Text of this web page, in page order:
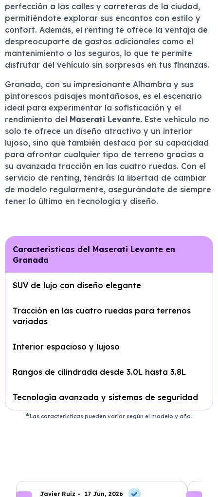
perfección a las calles y carreteras de la ciudad,
permitiéndote explorar sus encantos con estilo y
confort. Además, el renting te ofrece la ventaja de
despreocuparte de gastos adicionales como el
mantenimiento o los seguros, lo que te permite
disfrutar del vehículo sin sorpresas en tus finanzas.
Granada, con su impresionante Alhambra y sus
pintorescos paisajes montañosos, es el escenario
ideal para experimentar la sofisticación y el
rendimiento del Maserati Levante. Este vehículo no
solo te ofrece un diseño atractivo y un interior
lujoso, sino que también destaca por su capacidad
para afrontar cualquier tipo de terreno gracias a
su avanzada tracción en las cuatro ruedas. Con el
servicio de renting, tendrás la libertad de cambiar
de modelo regularmente, asegurándote de siempre
tener lo último en tecnología y diseño.
Características del Maserati Levante en
Granada
SUV de lujo con diseño elegante
Tracción en las cuatro ruedas para terrenos
variados
Interior espacioso y lujoso
Rangos de cilindrada desde 3.0L hasta 3.8L
Tecnología avanzada y sistemas de seguridad
Las características pueden variar según el modelo y año.
Javier Ruiz - 17 Jun, 2026